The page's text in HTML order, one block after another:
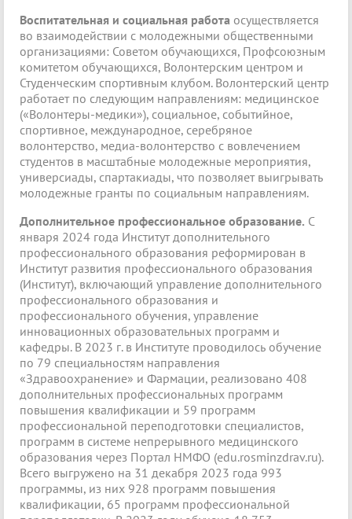
Воспитательная и социальная работа осуществляется
во взаимодействии с молодежными общественными
организациями: Советом обучающихся, Профсоюзным
комитетом обучающихся, Волонтерским центром и
Студенческим спортивным клубом. Волонтерский центр
работает по следующим направлениям: медицинское
(«Волонтеры-медики»), социальное, событийное,
спортивное, международное, серебряное
волонтерство, медиа-волонтерство с вовлечением
студентов в масштабные молодежные мероприятия,
универсиады, спартакиады, что позволяет выигрывать
молодежные гранты по социальным направлениям.
Дополнительное профессиональное образование. С
января 2024 года Институт дополнительного
профессионального образования реформирован в
Институт развития профессионального образования
(Институт), включающий управление дополнительного
профессионального образования и
профессионального обучения, управление
инновационных образовательных программ и
кафедры. В 2023 г. в Институте проводилось обучение
по 79 специальностям направления
«Здравоохранение» и Фармации, реализовано 408
дополнительных профессиональных программ
повышения квалификации и 59 программ
профессиональной переподготовки специалистов,
программ в системе непрерывного медицинского
образования через Портал НМФО (edu.rosminzdrav.ru).
Всего выгружено на 31 декабря 2023 года 993
программы, из них 928 программ повышения
квалификации, 65 программ профессиональной